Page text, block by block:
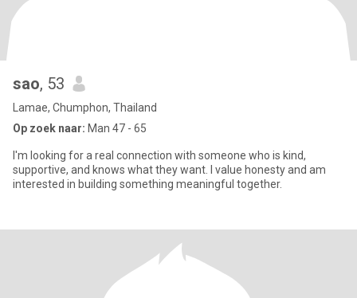
sao, 53
Lamae, Chumphon, Thailand
Op zoek naar: Man 47 - 65
I'm looking for a real connection with someone who is kind,
supportive, and knows what they want. I value honesty and am
interested in building something meaningful together.